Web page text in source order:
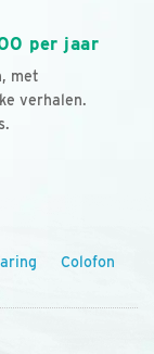
per jaar
met
verhalen.
Colofon